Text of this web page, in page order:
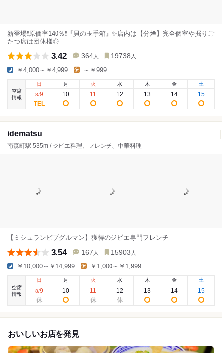
新登場❗️原価率140％❗️『貝の玉手箱』✨店内は【分煙】完全個室や掘りご
たつ席は団体様◎
3.42 364 人 19738 人
￥4,000～￥4,999 ～￥999
空席
情報
日
8/9
月
10
火
11
水
12
木
13
金
14
土
15
idematsu
南森町駅 535m / ジビエ料理、フレンチ、中華料理
【ミシュランビブグルマン】獲得のジビエ専門フレンチ
3.54 167 人 15903 人
￥10,000～￥14,999 ￥1,000～￥1,999
空席
情報
日
8/9
月
10
火
11
水
12
木
13
金
14
土
15
おいしいお店を発見